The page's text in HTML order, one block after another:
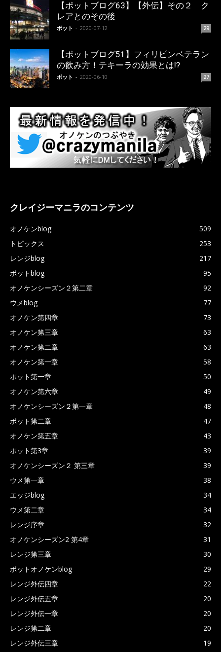
【ポットブログ63】【外伝】その２ ク
レアとのその後
ポット - 2020-07-12 29
【ポットブログ51】フィリピンベテラン
の飲み方！テキーラの効果とは!?
ポット - 2020-06-10 27
クレイジーマニラのコンテンツ
オノケンblog
509
トピックス
253
レンジblog
217
ポットblog
95
オノケンシーズン２第二章
92
ウメblog
77
オノケン第四章
73
オノケン第三章
63
オノケン第二章
63
オノケン第一章
58
ポット第一章
50
オノケン第六章
49
オノケンシーズン２第一章
48
ポット第二章
47
オノケン第五章
43
ポット第3章
39
オノケンシーズン２ 第三章
39
ウメ第一章
38
エッジblog
34
ウメ第二章
34
レンジ序章
32
オノケンシーズン2 第4章
31
レンジ第三章
30
ポットオノケンblog
29
レンジ外伝四章
22
レンジ外伝五章
20
レンジ外伝一章
20
レンジ第二章
20
レンジ外伝三章
19